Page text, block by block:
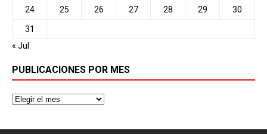
24 25 26 27 28 29 30
31
« Jul
PUBLICACIONES POR MES